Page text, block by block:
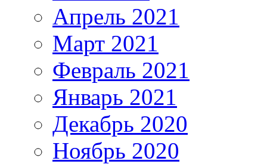
Апрель 2021
Март 2021
Февраль 2021
Январь 2021
Декабрь 2020
Ноябрь 2020